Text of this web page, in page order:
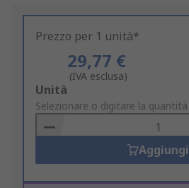
Prezzo per 1 unità*
29,77 €
(IVA esclusa)
Add
to
Basket
Unità
Selezionare o digitare la quantità
Aggiungi